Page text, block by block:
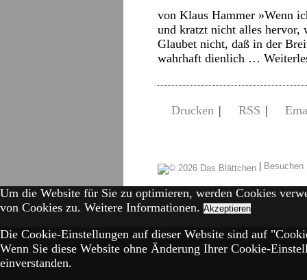
von Klaus Hammer »Wenn
und kratzt nicht alles hervor,
Glaubet nicht, daß in der
wahrhaft dienlich …
Drucken | RSS |
|
Um die Website für Sie zu optimieren, werden Cookies
von Cookies zu. Weitere Informationen. Akzeptieren
Die Cookie-Einstellungen auf dieser Website sind auf
Wenn Sie diese Website ohne Änderung Ihrer Cookie-
einverstanden.